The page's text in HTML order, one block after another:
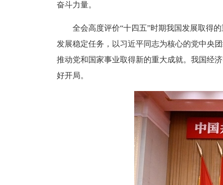
奋斗力量。
全会高度评价“十四五”时期我国发展取得
发展稳定任务，以习近平同志为核心的党中央
推动党和国家事业取得新的重大成就。我国经
好开局。